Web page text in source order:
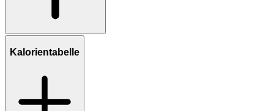
Kalorientabelle